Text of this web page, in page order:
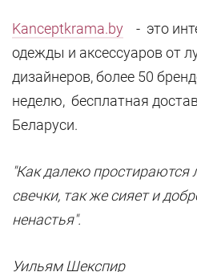
Kanceptkrama.by - это
одежды и аксессуаров от
дизайнеров, более 50
неделю, бесплатная
Беларуси.
"Как далеко простираются
свечки, так же сияет и
ненастья".
Уильям Шекспир